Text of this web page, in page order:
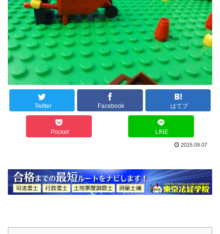
Twitter Facebook はてブ
Pocket LINE
2015.09.07